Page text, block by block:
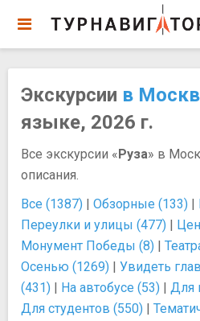
Экскурсии в
языке, 2026 г.
Все экскурсии «Руза» в
описания.
Все (1387) | Обзорные (133) |
Переулки и улицы (477) |
Монумент Победы (8) |
Осенью (1269) | Увидеть
(431) | На автобусе (53) | Для
Для студентов (550) |